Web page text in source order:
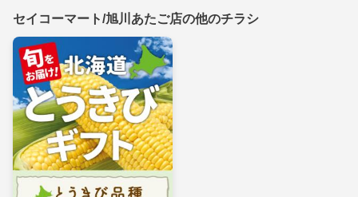
セイコーマート/旭川あたご店の他のチラシ